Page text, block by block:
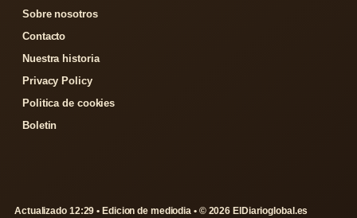
Sobre nosotros
Contacto
Nuestra historia
Privacy Policy
Politica de cookies
Boletin
Actualizado 12:29 • Edicion de mediodia • © 2026 ElDiarioglobal.es